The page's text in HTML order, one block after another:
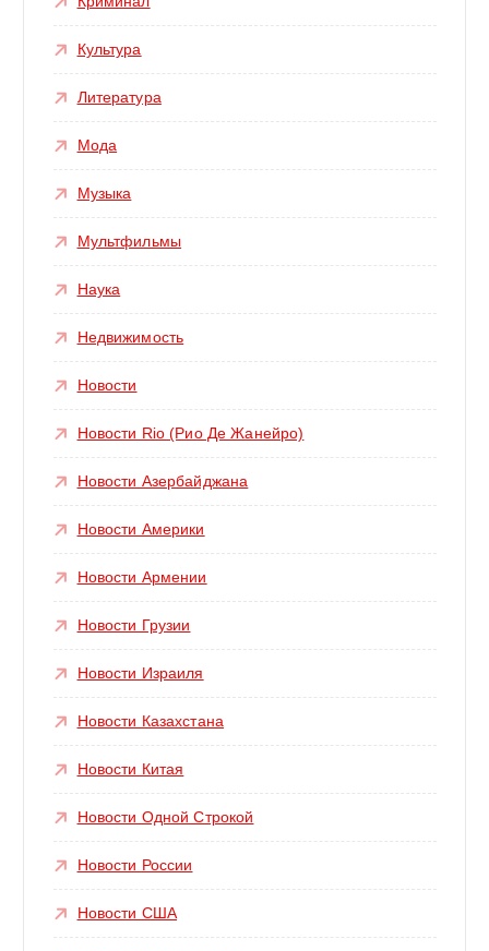
Культура
Литература
Мода
Музыка
Мультфильмы
Наука
Недвижимость
Новости
Новости Rio (Рио Де Жанейро)
Новости Азербайджана
Новости Америки
Новости Армении
Новости Грузии
Новости Израиля
Новости Казахстана
Новости Китая
Новости Одной Строкой
Новости России
Новости США